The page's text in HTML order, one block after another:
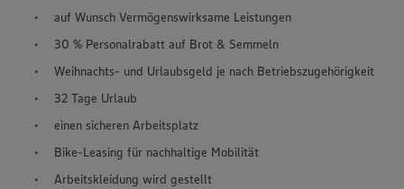
auf Wunsch Vermögenswirksame Leistungen
30 % Personalrabatt auf Brot & Semmeln
Weihnachts- und Urlaubsgeld je nach Betriebszugehörigkeit
32 Tage Urlaub
einen sicheren Arbeitsplatz
Bike-Leasing für nachhaltige Mobilität
Arbeitskleidung wird gestellt